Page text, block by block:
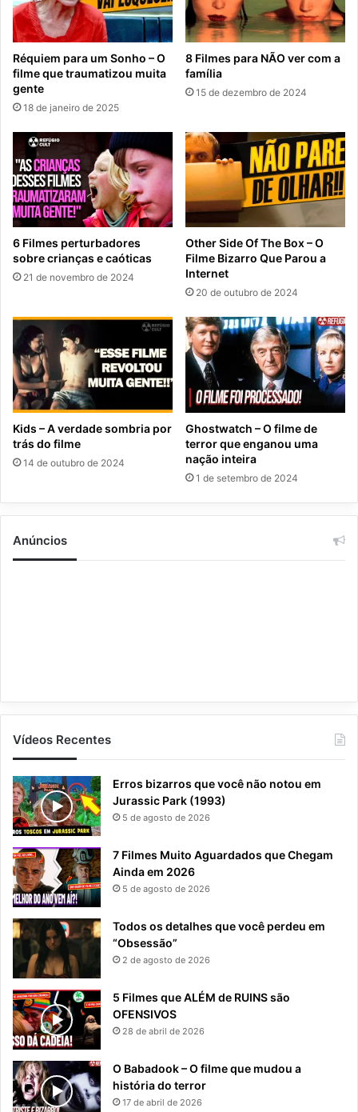
Réquiem para um Sonho – O
filme que traumatizou muita
gente
18 de janeiro de 2025
8 Filmes para NÃO ver com a
família
15 de dezembro de 2024
6 Filmes perturbadores
sobre crianças e caóticas
21 de novembro de 2024
Other Side Of The Box – O
Filme Bizarro Que Parou a
Internet
20 de outubro de 2024
Kids – A verdade sombria por
trás do filme
14 de outubro de 2024
Ghostwatch – O filme de
terror que enganou uma
nação inteira
1 de setembro de 2024
Anúncios
Vídeos Recentes
Erros bizarros que você não notou em
Jurassic Park (1993)
5 de agosto de 2026
7 Filmes Muito Aguardados que Chegam
Ainda em 2026
5 de agosto de 2026
Todos os detalhes que você perdeu em
“Obsessão”
2 de agosto de 2026
5 Filmes que ALÉM de RUINS são
OFENSIVOS
28 de abril de 2026
O Babadook – O filme que mudou a
história do terror
17 de abril de 2026